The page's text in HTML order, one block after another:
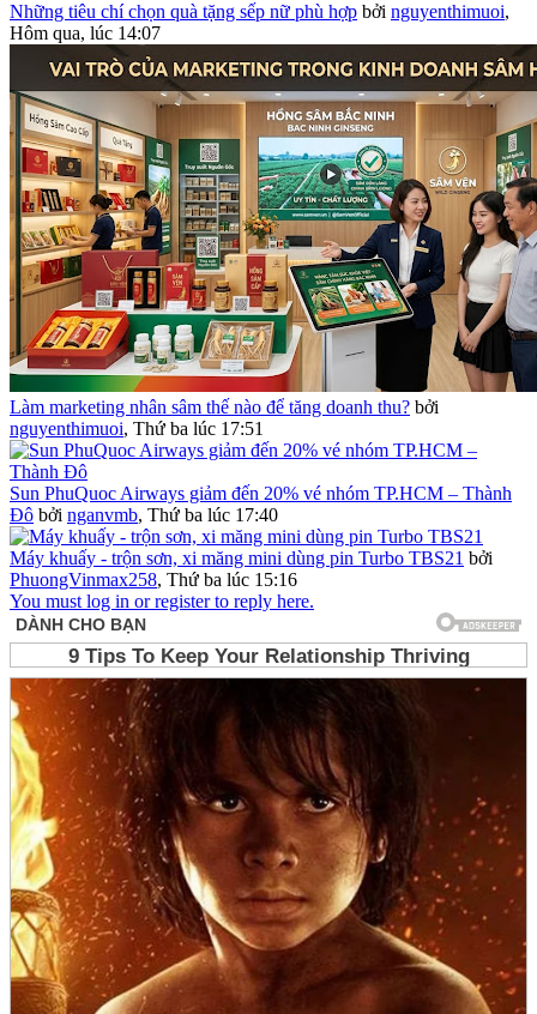
Những tiêu chí chọn quà tặng sếp nữ phù hợp bởi nguyenthimuoi,
Hôm qua, lúc 14:07
Làm marketing nhân sâm thế nào để tăng doanh thu? bởi
nguyenthimuoi, Thứ ba lúc 17:51
Sun PhuQuoc Airways giảm đến 20% vé nhóm TP.HCM – Thành
Đô bởi nganvmb, Thứ ba lúc 17:40
Máy khuấy - trộn sơn, xi măng mini dùng pin Turbo TBS21 bởi
PhuongVinmax258, Thứ ba lúc 15:16
You must log in or register to reply here.